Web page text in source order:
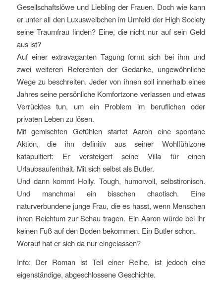
Gesellschaftslöwe und Liebling der Frauen. Doch wie kann
er unter all den Luxusweibchen im Umfeld der High Society
seine Traumfrau finden? Eine, die nicht nur auf sein Geld
aus ist?
Auf einer extravaganten Tagung formt sich bei ihm und
zwei weiteren Referenten der Gedanke, ungewöhnliche
Wege zu beschreiten. Jeder von ihnen soll innerhalb eines
Jahres seine persönliche Komfortzone verlassen und etwas
Verrücktes tun, um ein Problem im beruflichen oder
privaten Leben zu lösen.
Mit gemischten Gefühlen startet Aaron eine spontane
Aktion, die ihn definitiv aus seiner Wohlfühlzone
katapultiert: Er versteigert seine Villa für einen
Urlaubsaufenthalt. Mit sich selbst als Butler.
Und dann kommt Holly. Tough, humorvoll, selbstironisch.
Und manchmal ein bisschen chaotisch. Eine
naturverbundene junge Frau, die es hasst, wenn Menschen
ihren Reichtum zur Schau tragen. Ein Aaron würde bei ihr
keinen Fuß auf den Boden bekommen. Ein Butler schon.
Worauf hat er sich da nur eingelassen?
Info: Der Roman ist Teil einer Reihe, ist jedoch eine
eigenständige, abgeschlossene Geschichte.